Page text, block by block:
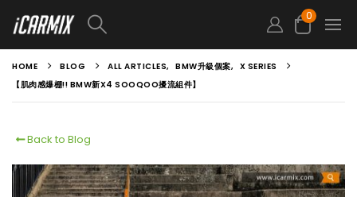
0
HOME BLOG ALL ARTICLES, BMW升級個案, X SERIES
【肌肉感爆棚!! BMW新X4 SOOQOO擾流組件】
Back to Blog